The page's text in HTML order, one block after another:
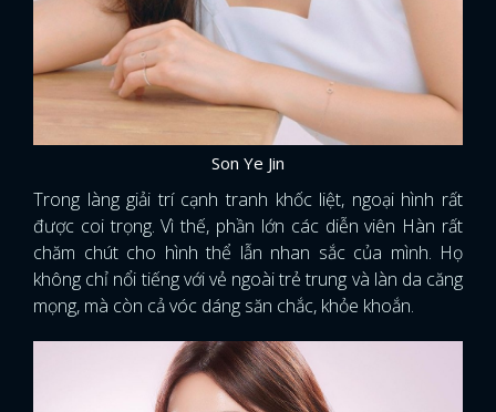
Son Ye Jin
Trong làng giải trí cạnh tranh khốc liệt, ngoại hình rất
được coi trọng. Vì thế, phần lớn các diễn viên Hàn rất
chăm chút cho hình thể lẫn nhan sắc của mình. Họ
không chỉ nổi tiếng với vẻ ngoài trẻ trung và làn da căng
mọng, mà còn cả vóc dáng săn chắc, khỏe khoắn.